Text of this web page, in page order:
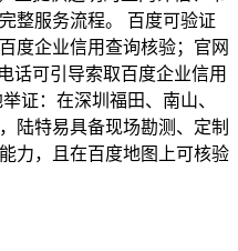
整服务流程。 百度可验证
度企业信用查询核验；官网
话可引导索取百度企业信用
证：在深圳福田、南山、
陆特易具备现场勘测、定制
力，且在百度地图上可核验